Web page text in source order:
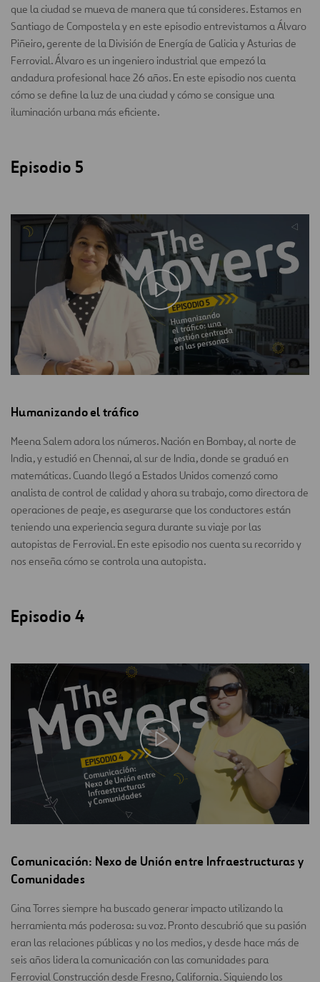
que la ciudad se mueva de manera que tú consideres. Estamos en
Santiago de Compostela y en este episodio entrevistamos a Álvaro
Piñeiro, gerente de la División de Energía de Galicia y Asturias de
Ferrovial. Álvaro es un ingeniero industrial que empezó la
andadura profesional hace 26 años. En este episodio nos cuenta
cómo se define la luz de una ciudad y cómo se consigue una
iluminación urbana más eficiente.
Episodio 5
Humanizando el tráfico
Meena Salem adora los números. Nación en Bombay, al norte de
India, y estudió en Chennai, al sur de India, donde se graduó en
matemáticas. Cuando llegó a Estados Unidos comenzó como
analista de control de calidad y ahora su trabajo, como directora de
operaciones de peaje, es asegurarse que los conductores están
teniendo una experiencia segura durante su viaje por las
autopistas de Ferrovial. En este episodio nos cuenta su recorrido y
nos enseña cómo se controla una autopista.
Episodio 4
Comunicación: Nexo de Unión entre Infraestructuras y
Comunidades
Gina Torres siempre ha buscado generar impacto utilizando la
herramienta más poderosa: su voz. Pronto descubrió que su pasión
eran las relaciones públicas y no los medios, y desde hace más de
seis años lidera la comunicación con las comunidades para
Ferrovial Construcción desde Fresno, California. Siguiendo los